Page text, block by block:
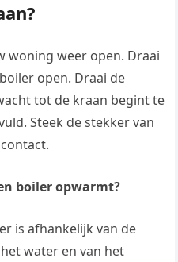
woning weer open. Draai
open. Draai de
tot de kraan begint te
Steek de stekker van
boiler opwarmt?
is afhankelijk van de
water en van het